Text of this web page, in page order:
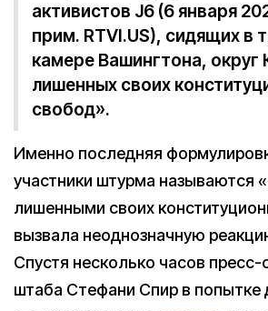
активистов J6 (6 января
прим. RTVI.US), сидящих в
камере Вашингтона, округ
лишенных своих
свобод».
Именно последняя
участники штурма называются
лишенными своих
вызвала неоднозначную
Спустя несколько часов пресс-
штаба Стефани Спир в попытке